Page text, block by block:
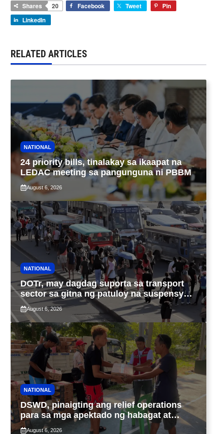
Shares 20 Facebook Tweet
Pin
LinkedIn
RELATED ARTICLES
NATIONAL
24 priority bills, tinalakay sa ikaapat na
LEDAC meeting sa pangunguna ni PBBM
August 6, 2026
NATIONAL
DOTr, may dagdag suporta sa transport
sector sa gitna ng patuloy na suspensyon
ng taas-pasahe
August 6, 2026
NATIONAL
DSWD, pinaigting ang relief operations
para sa mga apektado ng habagat at
Bagyong Luis, Maymay
August 6, 2026